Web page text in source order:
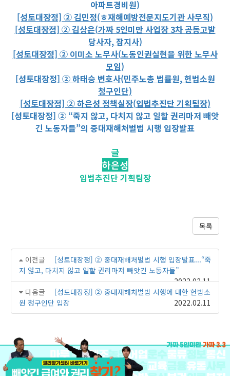
아파트경비원)
[성토대장정] ② 김민정(ㅎ재해예방전문지도기관 사무직)
[성토대장정] ② 김상은(가짜 5인미만 사업장 3차 공동고발
당사자, 잡지사)
[성토대장정] ② 이미소 노무사(노동인권실현을 위한 노무사
모임)
[성토대장정] ② 하태승 변호사(민주노총 법률원, 헌법소원
청구인단)
[성토대장정] ② 하은성 정책실장(입법추진단 기획팀장)
[성토대장정] ② “죽지 않고, 다치지 않고 일할 권리마저 빼앗
긴 노동자들”의 중대재해처벌법 시행 입장발표
글
하은성
입법추진단 기획팀장
목록
이전글
[성토대장정] ② 중대재해처벌법 시행 입장발표...“죽
지 않고, 다치지 않고 일할 권리마저 빼앗긴 노동자들”
2022.02.11
다음글
[성토대장정] ② 중대재해처벌법 시행에 대한 헌법소
원 청구인단 입장
2022.02.11